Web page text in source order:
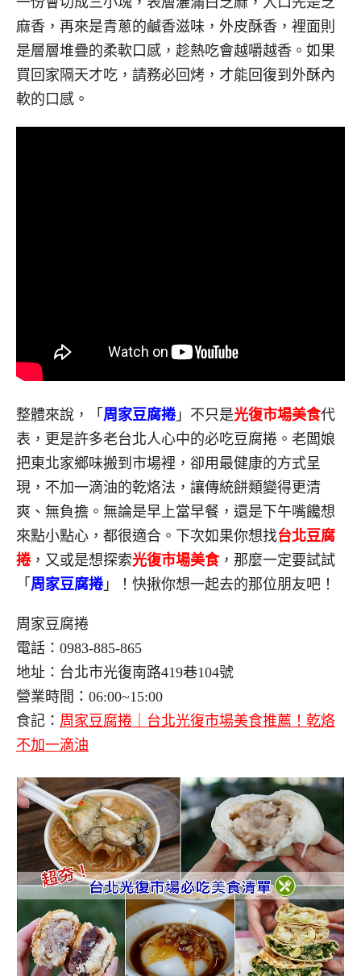
麻香，再來是青蔥的鹹香滋味，外皮酥香，裡面則
是層層堆疊的柔軟口感，趁熱吃會越嚼越香。如果
買回家隔天才吃，請務必回烤，才能回復到外酥內
軟的口感。
整體來說，「 周家豆腐捲」不只是光復市場美食代
表，更是許多老台北人心中的必吃豆腐捲。老闆娘
把東北家鄉味搬到市場裡，卻用最健康的方式呈
現，不加一滴油的乾烙法，讓傳統餅類變得更清
爽、無負擔。無論是早上當早餐，還是下午嘴饞想
來點小點心，都很適合。下次如果你想找台北豆腐
捲，又或是想探索光復市場美食，那麼一定要試試
「 周家豆腐捲」！快揪你想一起去的那位朋友吧！
周家豆腐捲
電話：0983-885-865
地址：台北市光復南路419巷104號
營業時間：06:00~15:00
食記： 周家豆腐捲｜台北光復市場美食推薦！乾烙
不加一滴油